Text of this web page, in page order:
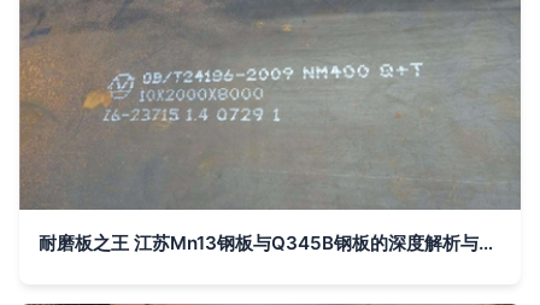
耐磨板之王 江苏Mn13钢板与Q345B钢板的深度解析与应用前景